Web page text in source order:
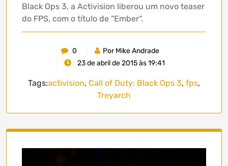
Black Ops 3, a Activision liberou um novo teaser
do FPS, com o título de “Ember“.
0
Por Mike Andrade
23 de abril de 2015 às 19:41
Tags:activision, Call of Duty: Black Ops 3, fps,
Treyarch